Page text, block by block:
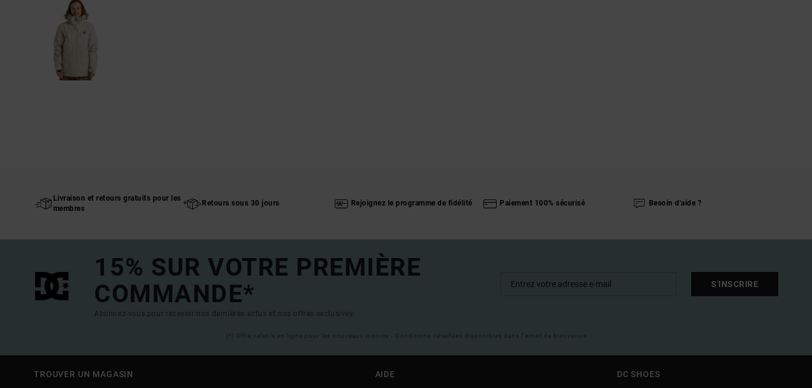
Livraison et retours gratuits pour les
membres
Retours sous 30 jours Rejoignez le programme de fidélité Paiement 100% sécurisé Besoin d'aide ?
15% SUR VOTRE PREMIÈRE
COMMANDE*
Abonnez-vous pour recevoir nos dernières actus et nos offres exclusives.
S'INSCRIRE
(*) Offre valable en ligne pour les nouveaux inscrits - Conditions détaillées disponibles dans l'email de bienvenue
TROUVER UN MAGASIN AIDE DC SHOES